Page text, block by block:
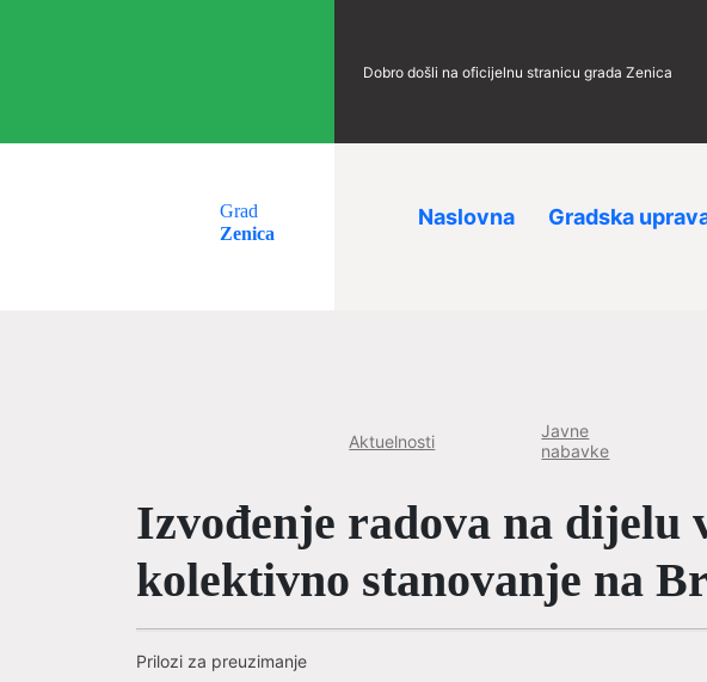
Dobro došli na oficijelnu stranicu grada Zenica
Grad
Zenica
Naslovna Gradska
Aktuelnosti
Javne
nabavke
Izvođenje radova na dijelu
kolektivno stanovanje na
Prilozi za preuzimanje